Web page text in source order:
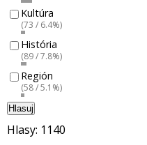
Kultúra
(73 / 6.4%)
História
(89 / 7.8%)
Región
(58 / 5.1%)
Hlasuj
Hlasy: 1140